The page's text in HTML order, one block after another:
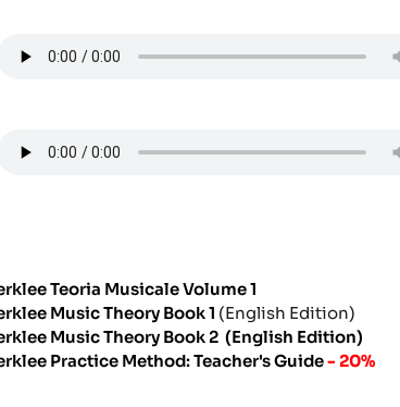
Teoria Musicale Volume 1
Music Theory Book 1 (English Edition)
Music Theory Book 2 (English Edition)
Practice Method: Teacher's Guide- 20%